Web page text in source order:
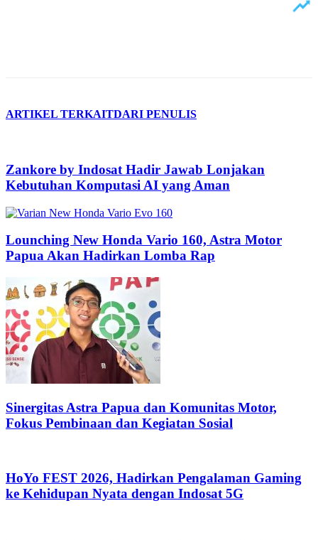
ARTIKEL TERKAITDARI PENULIS
Zankore by Indosat Hadir Jawab Lonjakan
Kebutuhan Komputasi AI yang Aman
Lounching New Honda Vario 160, Astra Motor
Papua Akan Hadirkan Lomba Rap
Sinergitas Astra Papua dan Komunitas Motor,
Fokus Pembinaan dan Kegiatan Sosial
HoYo FEST 2026, Hadirkan Pengalaman Gaming
ke Kehidupan Nyata dengan Indosat 5G